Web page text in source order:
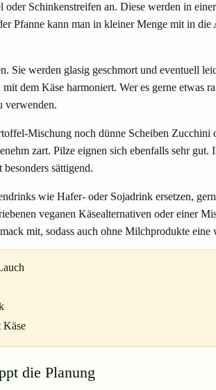
Schinkenstreifen an. Diese werden in
Pfanne kann man in kleiner Menge mit in
werden glasig geschmort und eventuell
dem Käse harmoniert. Wer es gerne etwas
verwenden.
Mischung noch dünne Scheiben Zucchini
zart. Pilze eignen sich ebenfalls sehr
sättigend.
wie Hafer- oder Sojadrink ersetzen,
veganen Käsealternativen oder einer
mit, sodass auch ohne Milchprodukte eine
Käse
die Planung